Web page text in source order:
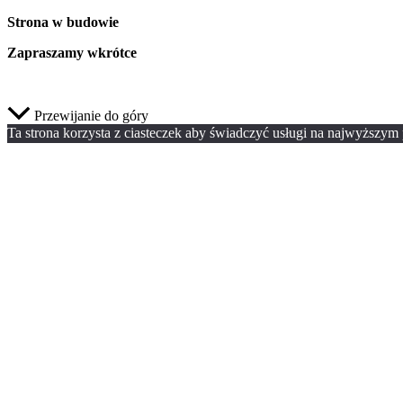
Strona w budowie
Zapraszamy wkrótce
Przewijanie do góry
Ta strona korzysta z ciasteczek aby świadczyć usługi na